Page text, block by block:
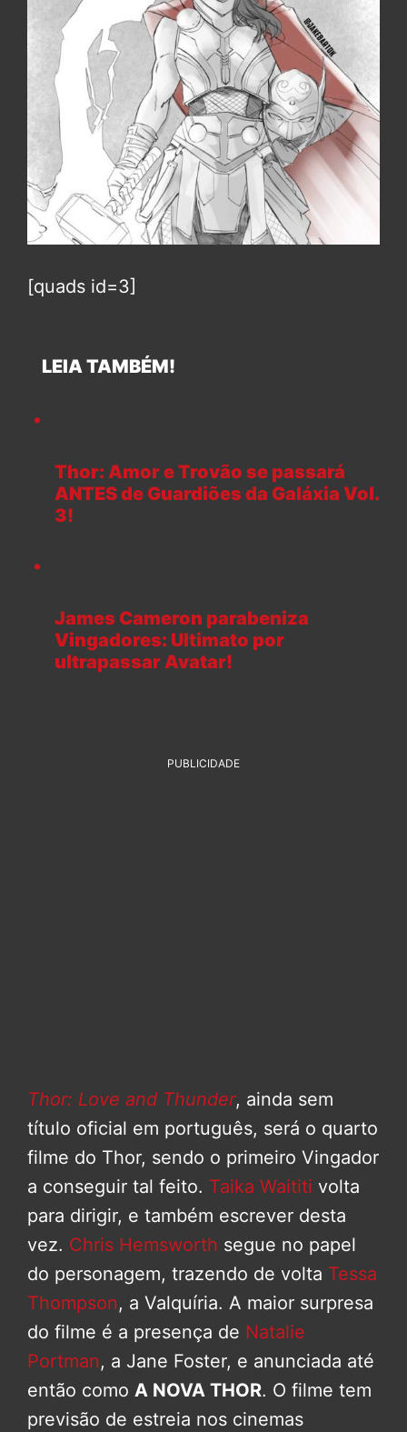
[quads id=3]
LEIA TAMBÉM!
Thor: Amor e Trovão se passará
ANTES de Guardiões da Galáxia Vol.
3!
James Cameron parabeniza
Vingadores: Ultimato por
ultrapassar Avatar!
PUBLICIDADE
Thor: Love and Thunder, ainda sem
título oficial em português, será o quarto
filme do Thor, sendo o primeiro Vingador
a conseguir tal feito. Taika Waititi volta
para dirigir, e também escrever desta
vez. Chris Hemsworth segue no papel
do personagem, trazendo de volta Tessa
Thompson, a Valquíria. A maior surpresa
do filme é a presença de Natalie
Portman, a Jane Foster, e anunciada até
então como A NOVA THOR. O filme tem
previsão de estreia nos cinemas